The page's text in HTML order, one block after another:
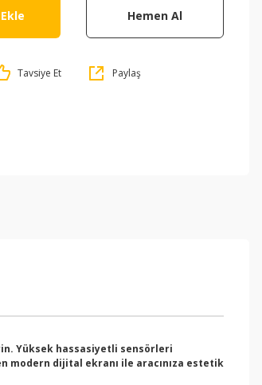
Hemen Al
Tavsiye Et Paylaş
Yüksek hassasiyetli sensörleri
modern dijital ekranı ile aracınıza estetik